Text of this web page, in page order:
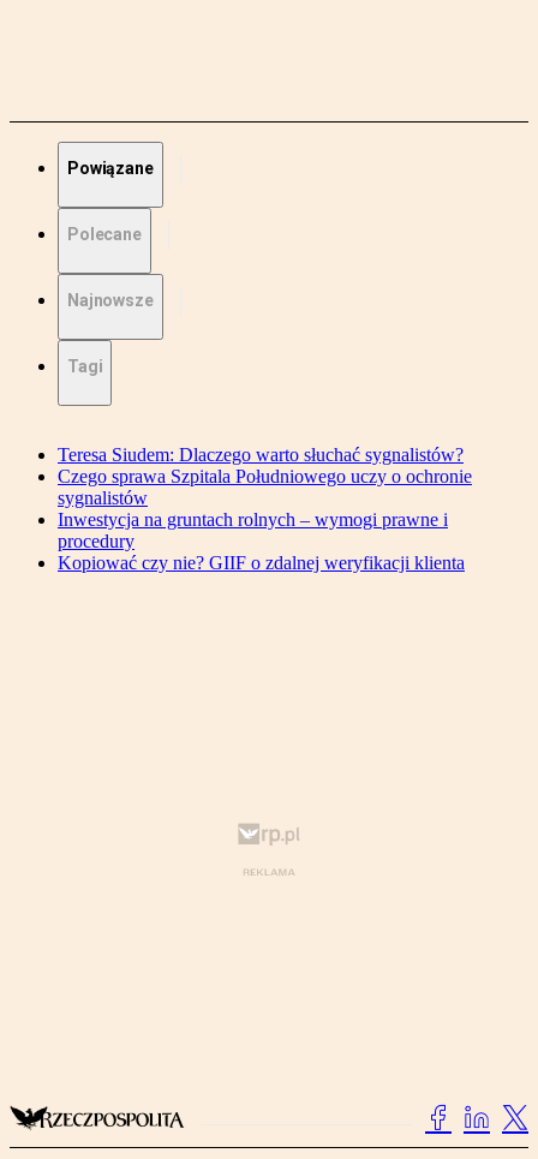
Powiązane
Polecane
Najnowsze
Tagi
Teresa Siudem: Dlaczego warto słuchać sygnalistów?
Czego sprawa Szpitala Południowego uczy o ochronie
sygnalistów
Inwestycja na gruntach rolnych – wymogi prawne i
procedury
Kopiować czy nie? GIIF o zdalnej weryfikacji klienta